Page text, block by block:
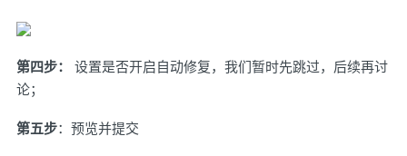
第四步：
设置是否开启自动修复，我们暂时先跳过，后续再讨
论；
第五步：预览并提交